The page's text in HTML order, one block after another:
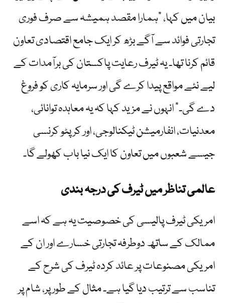
بیان میں کہا، "ہمارا مقصد ہمیشہ سے صرف فوری
تجارتی فوائد سے آگے بڑھ کر ایک جامع اقتصادی تعاون
قائم کرنا تھا۔ یہ ٹیرف رعایت پاکستان کی برآمدات کے
لیے نئے مواقع پیدا کرے گی اور سرمایہ کاری کو فروغ
دے گی۔” انہوں نے مزید کہا کہ یہ معاہدہ توانائی،
معدنیات، انفارمیشن ٹیکنالوجی، اور کرپٹو کرنسی
جیسے شعبوں میں تعاون کا ایک نیا باب کھولے گا۔
عالمی تناظر میں ٹیرف کی درجہ بندی
امریکی ٹیرف پالیسی کی خصوصیت یہ ہے کہ اسے
ممالک کے ساتھ دوطرفہ تجارتی خسارے اور ان کے
امریکی مصنوعات پر عائد کردہ ٹیرف کی شرح کے
تناسب سے ترتیب دیا گیا ہے۔ مثال کے طور پر، شام پر